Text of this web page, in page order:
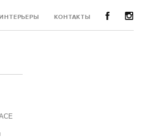
ИНТЕРЬЕРЫ КОНТАКТЫ